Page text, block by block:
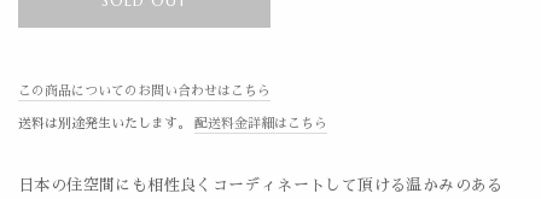
この商品についてのお問い合わせはこちら
送料は別途発生いたします。 配送料金詳細はこちら
日本の住空間にも相性良くコーディネートして頂ける温かみのある